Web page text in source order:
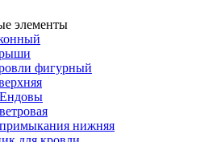
элементы
фигурный
нижняя